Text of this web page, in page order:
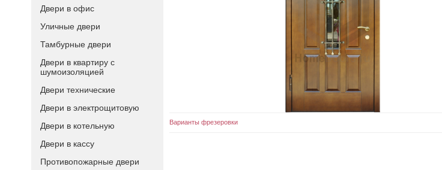
Двери в офис
Уличные двери
Тамбурные двери
Двери в квартиру с
шумоизоляцией
Двери технические
Двери в электрощитовую
Двери в котельную
Двери в кассу
Противопожарные двери
Варианты фрезеровки